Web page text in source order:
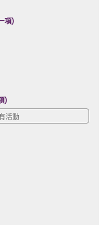
項)
)
活動